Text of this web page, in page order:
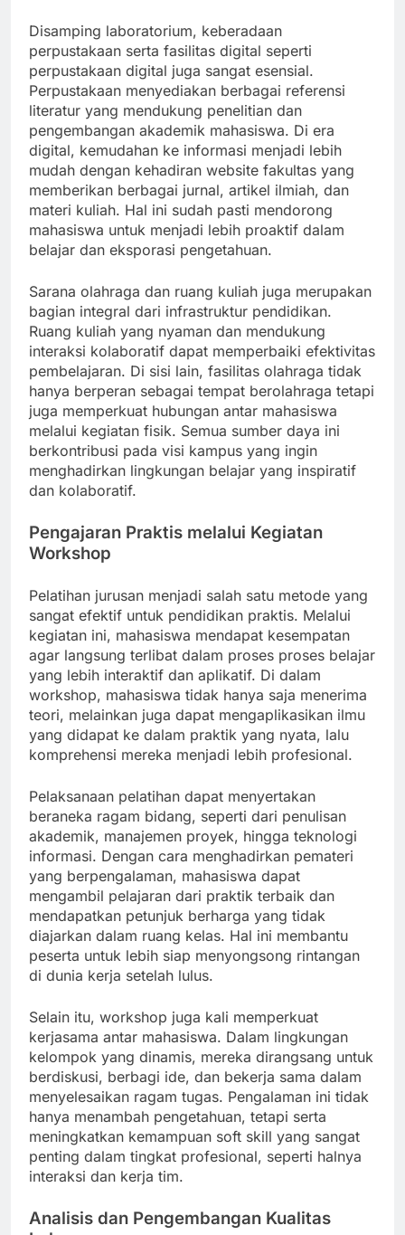
Disamping laboratorium, keberadaan
perpustakaan serta fasilitas digital seperti
perpustakaan digital juga sangat esensial.
Perpustakaan menyediakan berbagai referensi
literatur yang mendukung penelitian dan
pengembangan akademik mahasiswa. Di era
digital, kemudahan ke informasi menjadi lebih
mudah dengan kehadiran website fakultas yang
memberikan berbagai jurnal, artikel ilmiah, dan
materi kuliah. Hal ini sudah pasti mendorong
mahasiswa untuk menjadi lebih proaktif dalam
belajar dan eksporasi pengetahuan.
Sarana olahraga dan ruang kuliah juga merupakan
bagian integral dari infrastruktur pendidikan.
Ruang kuliah yang nyaman dan mendukung
interaksi kolaboratif dapat memperbaiki efektivitas
pembelajaran. Di sisi lain, fasilitas olahraga tidak
hanya berperan sebagai tempat berolahraga tetapi
juga memperkuat hubungan antar mahasiswa
melalui kegiatan fisik. Semua sumber daya ini
berkontribusi pada visi kampus yang ingin
menghadirkan lingkungan belajar yang inspiratif
dan kolaboratif.
Pengajaran Praktis melalui Kegiatan
Workshop
Pelatihan jurusan menjadi salah satu metode yang
sangat efektif untuk pendidikan praktis. Melalui
kegiatan ini, mahasiswa mendapat kesempatan
agar langsung terlibat dalam proses proses belajar
yang lebih interaktif dan aplikatif. Di dalam
workshop, mahasiswa tidak hanya saja menerima
teori, melainkan juga dapat mengaplikasikan ilmu
yang didapat ke dalam praktik yang nyata, lalu
komprehensi mereka menjadi lebih profesional.
Pelaksanaan pelatihan dapat menyertakan
beraneka ragam bidang, seperti dari penulisan
akademik, manajemen proyek, hingga teknologi
informasi. Dengan cara menghadirkan pemateri
yang berpengalaman, mahasiswa dapat
mengambil pelajaran dari praktik terbaik dan
mendapatkan petunjuk berharga yang tidak
diajarkan dalam ruang kelas. Hal ini membantu
peserta untuk lebih siap menyongsong rintangan
di dunia kerja setelah lulus.
Selain itu, workshop juga kali memperkuat
kerjasama antar mahasiswa. Dalam lingkungan
kelompok yang dinamis, mereka dirangsang untuk
berdiskusi, berbagi ide, dan bekerja sama dalam
menyelesaikan ragam tugas. Pengalaman ini tidak
hanya menambah pengetahuan, tetapi serta
meningkatkan kemampuan soft skill yang sangat
penting dalam tingkat profesional, seperti halnya
interaksi dan kerja tim.
Analisis dan Pengembangan Kualitas